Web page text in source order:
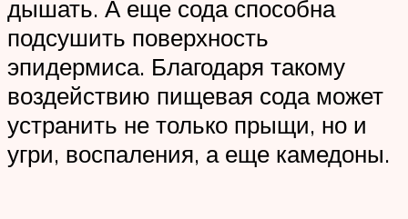
дышать. А еще сода способна
подсушить поверхность
эпидермиса. Благодаря такому
воздействию пищевая сода может
устранить не только прыщи, но и
угри, воспаления, а еще камедоны.